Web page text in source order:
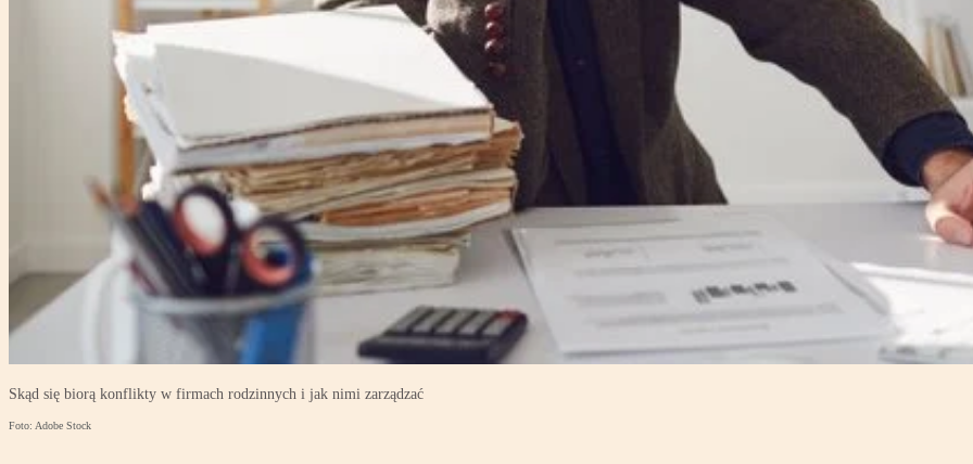
Skąd się biorą konflikty w firmach rodzinnych i jak nimi zarządzać
Foto: Adobe Stock